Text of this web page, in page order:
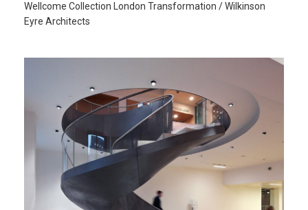
Wellcome Collection London Transformation / Wilkinson
Eyre Architects